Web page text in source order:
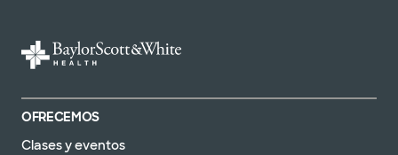
OFRECEMOS
Clases y eventos